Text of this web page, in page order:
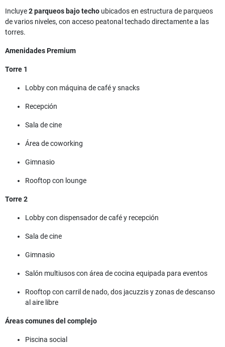
Incluye2 parqueos bajo techo ubicados en estructura de parqueos
de varios niveles, con acceso peatonal techado directamente a las
torres.
Amenidades Premium
Torre 1
Lobby con máquina de café y snacks
Recepción
Sala de cine
Área de coworking
Gimnasio
Rooftop con lounge
Torre 2
Lobby con dispensador de café y recepción
Sala de cine
Gimnasio
Salón multiusos con área de cocina equipada para eventos
Rooftop con carril de nado, dos jacuzzis y zonas de descanso
al aire libre
Áreas comunes del complejo
Piscina social